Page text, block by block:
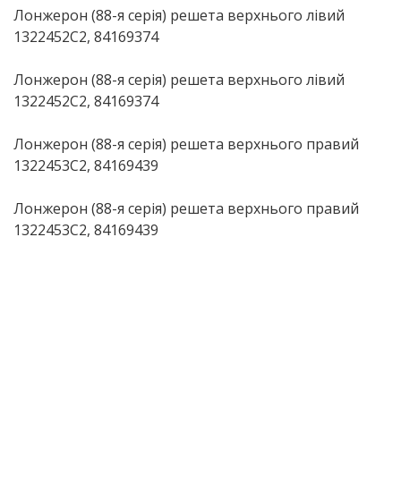
Лонжерон (88-я серія) решета верхнього лівий
1322452C2, 84169374
Лонжерон (88-я серія) решета верхнього лівий
1322452C2, 84169374
Лонжерон (88-я серія) решета верхнього правий
1322453C2, 84169439
Лонжерон (88-я серія) решета верхнього правий
1322453C2, 84169439